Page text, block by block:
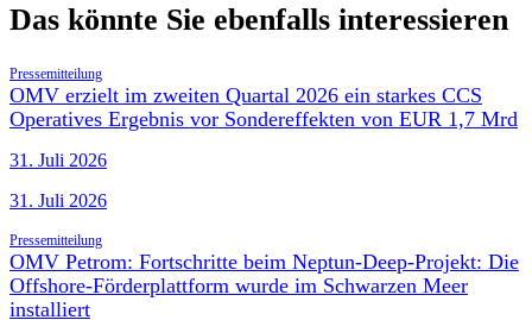
Das könnte Sie ebenfalls interessieren
Pressemitteilung
OMV erzielt im zweiten Quartal 2026 ein starkes CCS
Operatives Ergebnis vor Sondereffekten von EUR 1,7 Mrd
31. Juli 2026
31. Juli 2026
Pressemitteilung
OMV Petrom: Fortschritte beim Neptun-Deep-Projekt: Die
Offshore-Förderplattform wurde im Schwarzen Meer
installiert